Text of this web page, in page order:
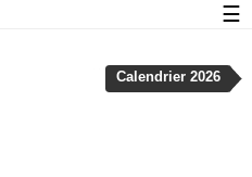
Calendrier 2026
☰